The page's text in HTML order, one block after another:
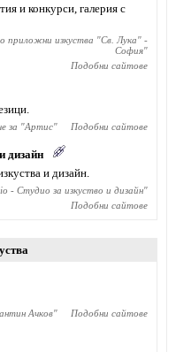
и конкурси, галерия с
приложни изкуства "Св. Лука" -
София"
Подобни сайтове
за "Артис" Подобни сайтове
дизайн
и дизайн.
- Студио за изкуство и дизайн"
Подобни сайтове
Ачков" Подобни сайтове